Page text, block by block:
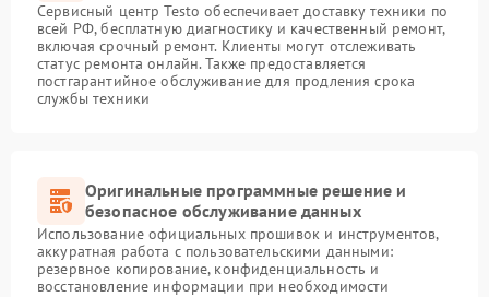
Сервисный центр Testo обеспечивает доставку техники по
всей РФ, бесплатную диагностику и качественный ремонт,
включая срочный ремонт. Клиенты могут отслеживать
статус ремонта онлайн. Также предоставляется
постгарантийное обслуживание для продления срока
службы техники
Оригинальные программные решение и
безопасное обслуживание данных
Использование официальных прошивок и инструментов,
аккуратная работа с пользовательскими данными:
резервное копирование, конфиденциальность и
восстановление информации при необходимости